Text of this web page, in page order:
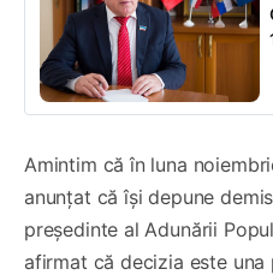
Amintim că în luna
anunțat că își depune
președinte al Adunării
afirmat că decizia este una